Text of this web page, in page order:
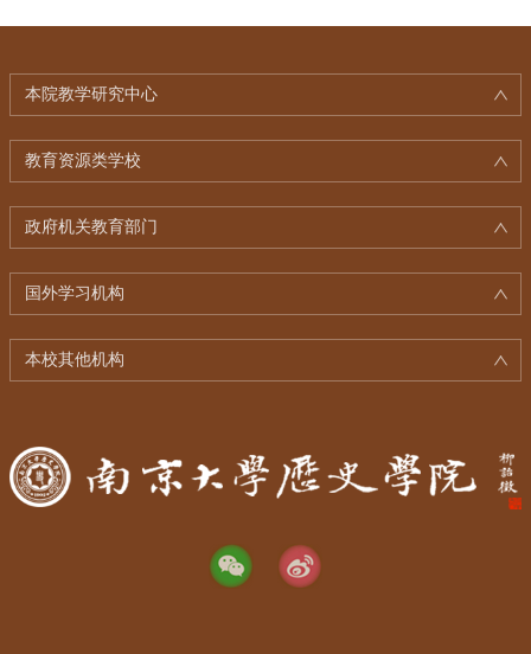
本院教学研究中心
教育资源类学校
政府机关教育部门
国外学习机构
本校其他机构